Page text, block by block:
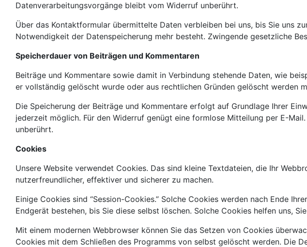
Datenverarbeitungsvorgänge bleibt vom Widerruf unberührt.
Über das Kontaktformular übermittelte Daten verbleiben bei uns, bis Sie uns
Notwendigkeit der Datenspeicherung mehr besteht. Zwingende gesetzliche
Speicherdauer von Beiträgen und Kommentaren
Beiträge und Kommentare sowie damit in Verbindung stehende Daten, wie
er vollständig gelöscht wurde oder aus rechtlichen Gründen gelöscht werden
Die Speicherung der Beiträge und Kommentare erfolgt auf Grundlage Ihrer
jederzeit möglich. Für den Widerruf genügt eine formlose Mitteilung per E-
unberührt.
Cookies
Unsere Website verwendet Cookies. Das sind kleine Textdateien, die Ihr
nutzerfreundlicher, effektiver und sicherer zu machen.
Einige Cookies sind “Session-Cookies.” Solche Cookies werden nach Ende
Endgerät bestehen, bis Sie diese selbst löschen. Solche Cookies helfen uns,
Mit einem modernen Webbrowser können Sie das Setzen von Cookies
Cookies mit dem Schließen des Programms von selbst gelöscht werden. Die